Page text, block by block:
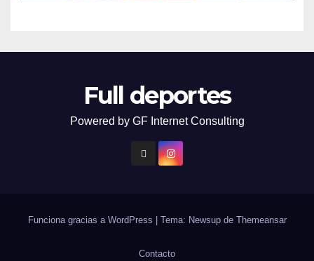
Full deportes
Powered by GF Internet Consulting
Funciona gracias a WordPress Tema: Newsup de Themeansar
Contacto